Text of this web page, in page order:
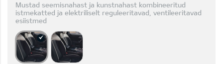
Mustad seemisnahast ja kunstnahast kombineeritud
istmekatted ja elektriliselt reguleeritavad, ventileeritavad
esiistmed